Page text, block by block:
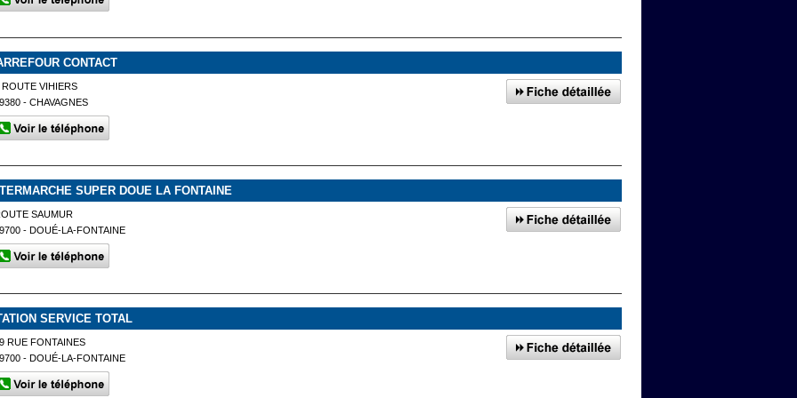
CONTACT
ROUTE VIHIERS
- CHAVAGNES
SUPER DOUE LA FONTAINE
SAUMUR
- DOUÉ-LA-FONTAINE
SERVICE TOTAL
RUE FONTAINES
- DOUÉ-LA-FONTAINE